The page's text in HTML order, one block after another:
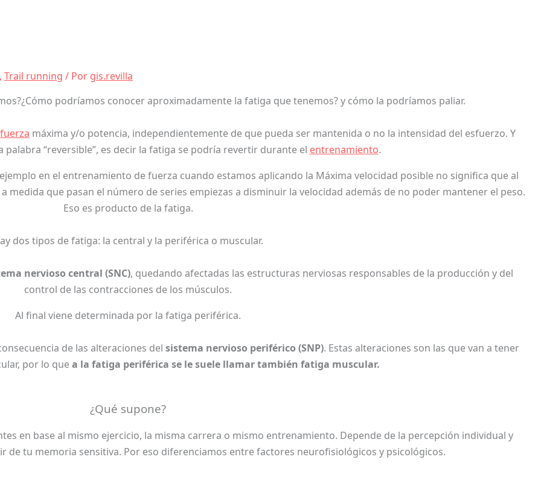
, Trail running / Por gis.revilla
podríamos conocer aproximadamente la fatiga que tenemos? y cómo la podríamos paliar.
fuerza máxima y/o potencia, independientemente de que pueda ser mantenida o no la intensidad del esfuerzo. Y
palabra “reversible”, es decir la fatiga se podría revertir durante el entrenamiento.
en el entrenamiento de fuerza cuando estamos aplicando la Máxima velocidad posible no significa que al
medida que pasan el número de series empiezas a disminuir la velocidad además de no poder mantener el peso.
Eso es producto de la fatiga.
dos tipos de fatiga: la central y la periférica o muscular.
nervioso central (SNC), quedando afectadas las estructuras nerviosas responsables de la producción y del
control de las contracciones de los músculos.
Al final viene determinada por la fatiga periférica.
de las alteraciones del sistema nervioso periférico (SNP). Estas alteraciones son las que van a tener
por lo quea la fatiga periférica se le suele llamar también fatiga muscular.
¿Qué supone?
en base al mismo ejercicio, la misma carrera o mismo entrenamiento. Depende de la percepción individual y
de tu memoria sensitiva. Por eso diferenciamos entre factores neurofisiológicos y psicológicos.